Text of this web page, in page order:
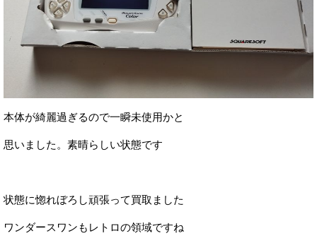
本体が綺麗過ぎるので一瞬未使用かと
思いました。素晴らしい状態です
状態に惚れぼろし頑張って買取ました
ワンダースワンもレトロの領域ですね